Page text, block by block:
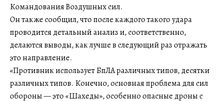
Командования Воздушных сил.
Он также сообщил, что после каждого такого удара
проводится детальный анализ и, соответственно,
делаются выводы, как лучше в следующий раз отражать
это направление.
«Противник использует БпЛА различных типов, десятки
различных типов. Конечно, основная проблема для сил
обороны — это «Шахеды», особенно опасные дроны с